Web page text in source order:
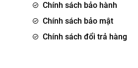
Chính sách bảo hành
Chính sách bảo mật
Chính sách đổi trả hàng